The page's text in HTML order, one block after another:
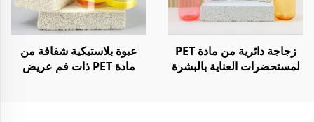
زجاجة دائرية من مادة PET
لمستحضرات العناية بالبشرة
عبوة بلاستيكية شفافة من
مادة PET ذات فم عريض